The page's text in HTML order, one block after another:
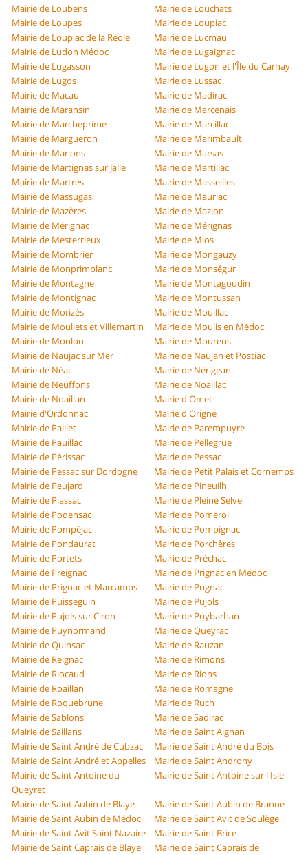
Mairie de Loubens
Mairie de Louchats
Mairie de Loupes
Mairie de Loupiac
Mairie de Loupiac de la Réole
Mairie de Lucmau
Mairie de Ludon Médoc
Mairie de Lugaignac
Mairie de Lugasson
Mairie de Lugon et l'Île du Carnay
Mairie de Lugos
Mairie de Lussac
Mairie de Macau
Mairie de Madirac
Mairie de Maransin
Mairie de Marcenais
Mairie de Marcheprime
Mairie de Marcillac
Mairie de Margueron
Mairie de Marimbault
Mairie de Marions
Mairie de Marsas
Mairie de Martignas sur Jalle
Mairie de Martillac
Mairie de Martres
Mairie de Masseilles
Mairie de Massugas
Mairie de Mauriac
Mairie de Mazères
Mairie de Mazion
Mairie de Mérignac
Mairie de Mérignas
Mairie de Mesterrieux
Mairie de Mios
Mairie de Mombrier
Mairie de Mongauzy
Mairie de Monprimblanc
Mairie de Monségur
Mairie de Montagne
Mairie de Montagoudin
Mairie de Montignac
Mairie de Montussan
Mairie de Morizès
Mairie de Mouillac
Mairie de Mouliets et Villemartin
Mairie de Moulis en Médoc
Mairie de Moulon
Mairie de Mourens
Mairie de Naujac sur Mer
Mairie de Naujan et Postiac
Mairie de Néac
Mairie de Nérigean
Mairie de Neuffons
Mairie de Noaillac
Mairie de Noaillan
Mairie d'Omet
Mairie d'Ordonnac
Mairie d'Origne
Mairie de Paillet
Mairie de Parempuyre
Mairie de Pauillac
Mairie de Pellegrue
Mairie de Périssac
Mairie de Pessac
Mairie de Pessac sur Dordogne
Mairie de Petit Palais et Cornemps
Mairie de Peujard
Mairie de Pineuilh
Mairie de Plassac
Mairie de Pleine Selve
Mairie de Podensac
Mairie de Pomerol
Mairie de Pompéjac
Mairie de Pompignac
Mairie de Pondaurat
Mairie de Porchères
Mairie de Portets
Mairie de Préchac
Mairie de Preignac
Mairie de Prignac en Médoc
Mairie de Prignac et Marcamps
Mairie de Pugnac
Mairie de Puisseguin
Mairie de Pujols
Mairie de Pujols sur Ciron
Mairie de Puybarban
Mairie de Puynormand
Mairie de Queyrac
Mairie de Quinsac
Mairie de Rauzan
Mairie de Reignac
Mairie de Rimons
Mairie de Riocaud
Mairie de Rions
Mairie de Roaillan
Mairie de Romagne
Mairie de Roquebrune
Mairie de Ruch
Mairie de Sablons
Mairie de Sadirac
Mairie de Saillans
Mairie de Saint Aignan
Mairie de Saint André de Cubzac
Mairie de Saint André du Bois
Mairie de Saint André et Appelles
Mairie de Saint Androny
Mairie de Saint Antoine du
Queyret
Mairie de Saint Antoine sur l'Isle
Mairie de Saint Aubin de Blaye
Mairie de Saint Aubin de Branne
Mairie de Saint Aubin de Médoc
Mairie de Saint Avit de Soulège
Mairie de Saint Avit Saint Nazaire
Mairie de Saint Brice
Mairie de Saint Caprais de Blaye
Mairie de Saint Caprais de